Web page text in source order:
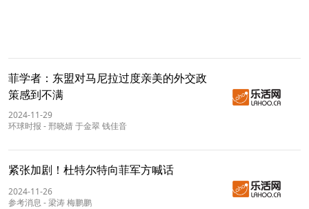
菲学者：东盟对马尼拉过度亲美的外交政
策感到不满
2024-11-29
环球时报 -邢晓婧 于金翠 钱佳音
紧张加剧！杜特尔特向菲军方喊话
2024-11-26
参考消息 -梁涛 梅鹏鹏